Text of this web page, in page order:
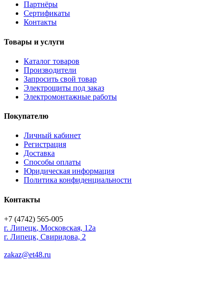
Партнёры
Сертификаты
Контакты
Товары и услуги
Каталог товаров
Производители
Запросить свой товар
Электрощиты под заказ
Электромонтажные работы
Покупателю
Личный кабинет
Регистрация
Доставка
Способы оплаты
Юридическая информация
Политика конфиденциальности
Контакты
+7 (4742) 565-005
г. Липецк, Московская, 12а
г. Липецк, Свиридова, 2
zakaz@et48.ru